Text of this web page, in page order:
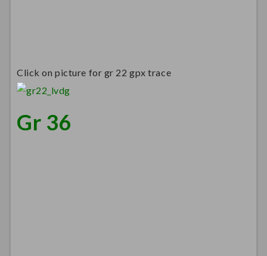
Click on picture for gr 22 gpx trace
Gr 36